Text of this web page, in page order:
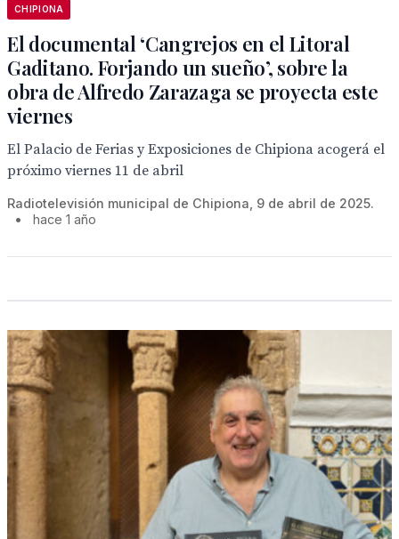
CHIPIONA
El documental ‘Cangrejos en el Litoral
Gaditano. Forjando un sueño’, sobre la
obra de Alfredo Zarazaga se proyecta este
viernes
El Palacio de Ferias y Exposiciones de Chipiona acogerá el
próximo viernes 11 de abril
Radiotelevisión municipal de Chipiona, 9 de abril de 2025.
•
hace 1 año